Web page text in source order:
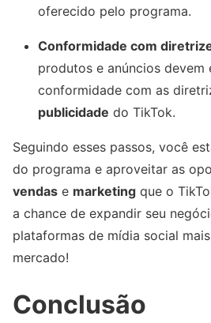
oferecido pelo programa.
Conformidade com
produtos e anúncios devem
conformidade com as
publicidade do TikTok.
Seguindo esses passos, você
do programa e aproveitar as
vendas e marketing que o
a chance de expandir seu
plataformas de mídia social
mercado!
Conclusão